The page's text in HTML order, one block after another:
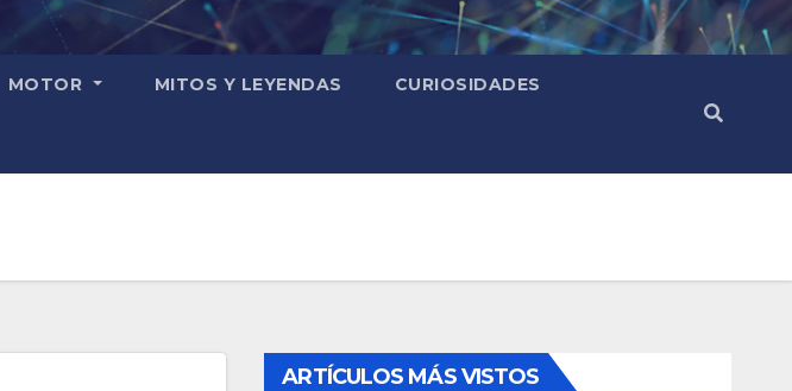
MOTOR MITOS Y LEYENDAS CURIOSIDADES
ARTÍCULOS MÁS VISTOS